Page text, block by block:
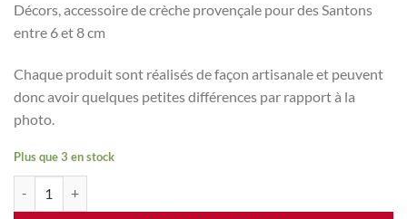
Décors, accessoire de crèche provençale pour des Santons
entre 6 et 8 cm
Chaque produit sont réalisés de façon artisanale et peuvent
donc avoir quelques petites différences par rapport à la
photo.
Plus que 3 en stock